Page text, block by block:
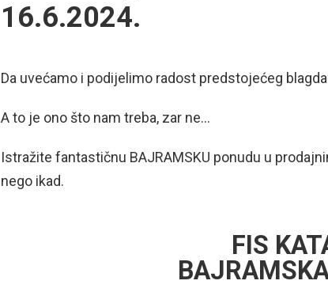
16.6.2024.
Da uvećamo i podijelimo radost predstojećeg
A to je ono što nam treba, zar ne…
Istražite fantastičnu BAJRAMSKU ponudu u
nego ikad.
FIS